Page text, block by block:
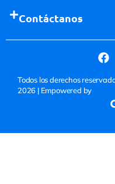
Contáctanos
Todos los derechos
2026 | Empowered by